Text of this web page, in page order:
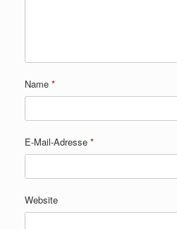
Name *
E-Mail-Adresse *
Website